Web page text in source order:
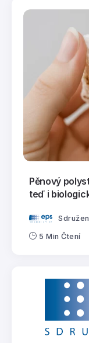
Pěnový
teď i
5 Min Čtení